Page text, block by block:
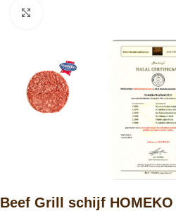
Beef Grill schijf